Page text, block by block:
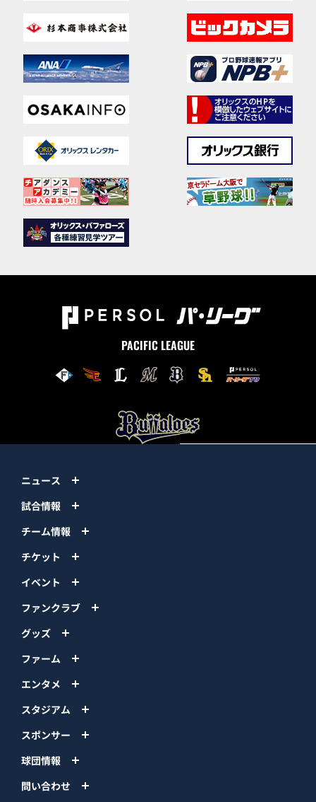
PACIFIC LEAGUE
ニュース
試合情報
チーム情報
チケット
イベント
ファンクラブ
グッズ
ファーム
エンタメ
スタジアム
スポンサー
球団情報
問い合わせ